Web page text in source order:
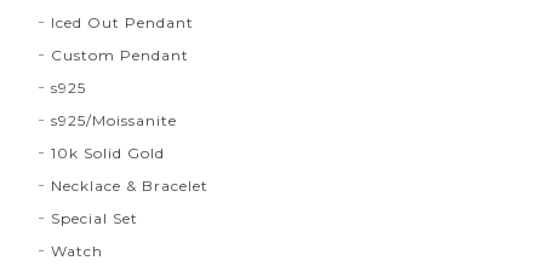
Iced Out Pendant
Custom Pendant
s925
s925/Moissanite
10k Solid Gold
Necklace & Bracelet
Special Set
Watch